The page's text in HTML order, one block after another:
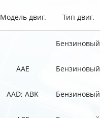
Модель двиг. Тип двиг.
Бензиновый
AAE Бензиновый
AAD; ABK Бензиновый